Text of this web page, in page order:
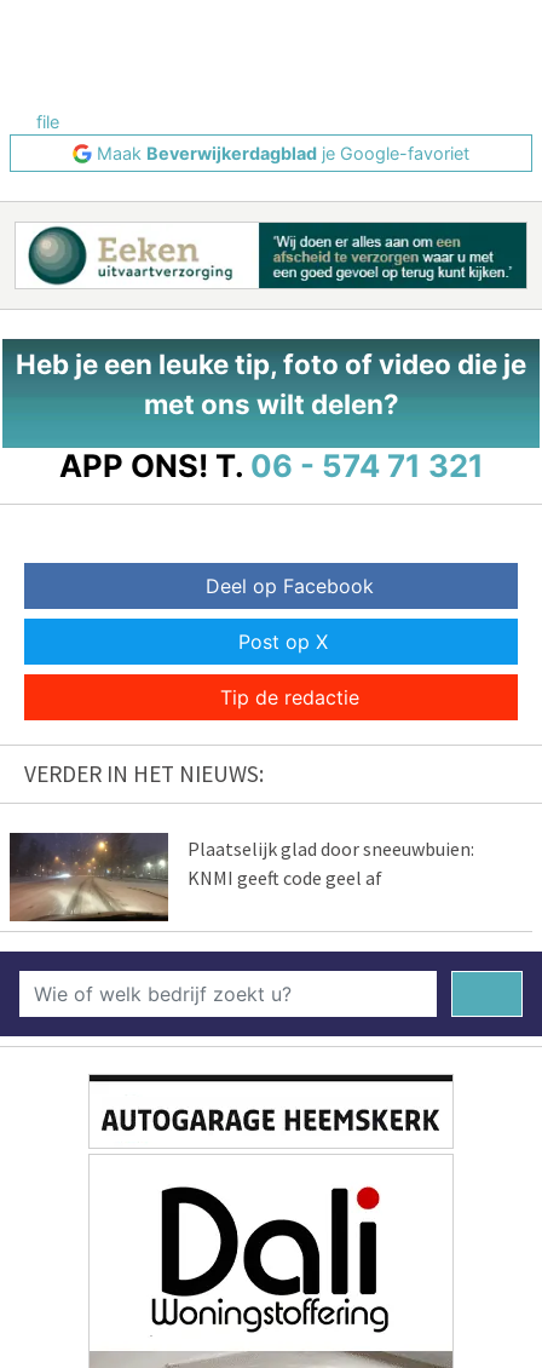
file
Maak Beverwijkerdagblad je Google-favoriet
Heb je een leuke tip, foto of video die je
met ons wilt delen?
APP ONS! T. 06 - 574 71 321
Deel op Facebook
Post op X
Tip de redactie
VERDER IN HET NIEUWS:
Plaatselijk glad door sneeuwbuien:
KNMI geeft code geel af